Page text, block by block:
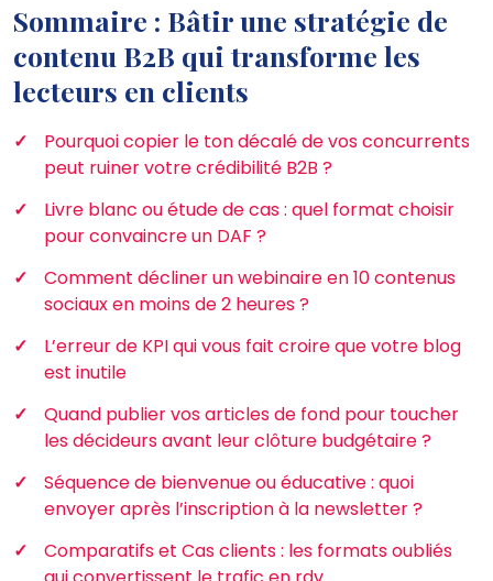
Sommaire : Bâtir une stratégie de
contenu B2B qui transforme les
lecteurs en clients
Pourquoi copier le ton décalé de vos concurrents
peut ruiner votre crédibilité B2B ?
Livre blanc ou étude de cas : quel format choisir
pour convaincre un DAF ?
Comment décliner un webinaire en 10 contenus
sociaux en moins de 2 heures ?
L’erreur de KPI qui vous fait croire que votre blog
est inutile
Quand publier vos articles de fond pour toucher
les décideurs avant leur clôture budgétaire ?
Séquence de bienvenue ou éducative : quoi
envoyer après l’inscription à la newsletter ?
Comparatifs et Cas clients : les formats oubliés